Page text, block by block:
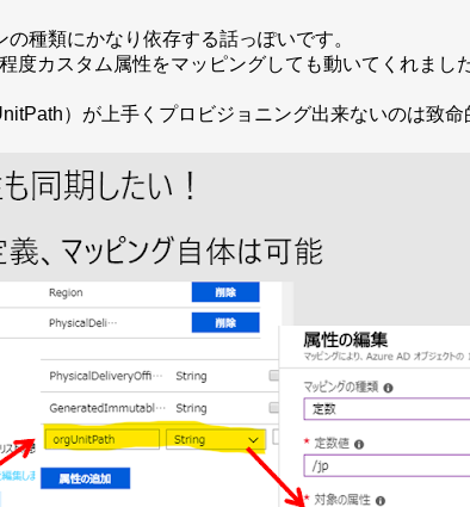
種類にかなり依存する話っぽいです。
度カスタム属性をマッピングしても動いてくれまし
）が上手くプロビジョニング出来ないのは致